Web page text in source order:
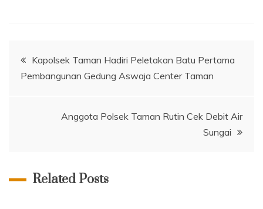
Navigasi
pos
Kapolsek Taman Hadiri Peletakan Batu Pertama
Pembangunan Gedung Aswaja Center Taman
Anggota Polsek Taman Rutin Cek Debit Air
Sungai
Related Posts